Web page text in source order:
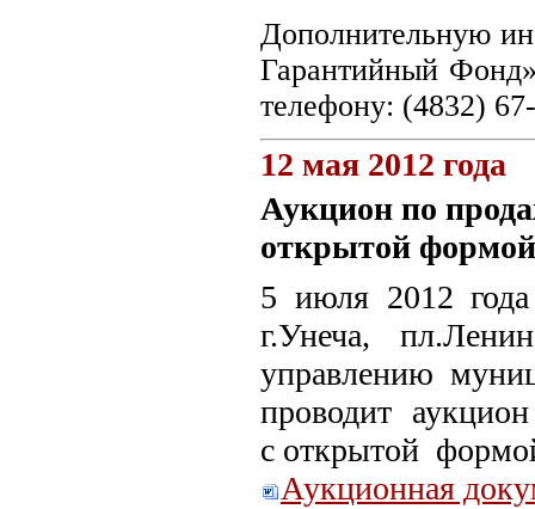
Дополнительную
Гарантийный
телефону: (4832)
12 мая 2012 года
Аукцион по
открытой
5 июля 2012
г.Унеча,
управлению
проводит
с открытой
Аукционная